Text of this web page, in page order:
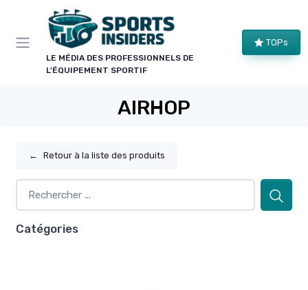
LE MÉDIA DES PROFESSIONNELS DE
L'ÉQUIPEMENT SPORTIF
TOPs
AIRHOP
← Retour à la liste des produits
Catégories
Panneau de gestion des cookies